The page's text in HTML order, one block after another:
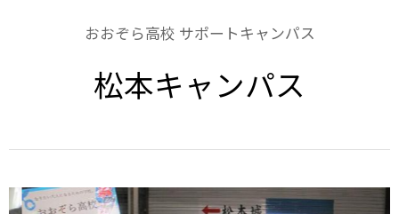
おおぞら高校 サポートキャンパス
松本キャンパス